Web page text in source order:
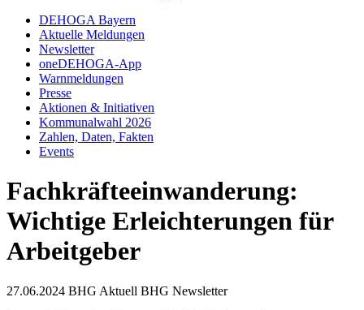
DEHOGA Bayern
Aktuelle Meldungen
Newsletter
oneDEHOGA-App
Warnmeldungen
Presse
Aktionen & Initiativen
Kommunalwahl 2026
Zahlen, Daten, Fakten
Events
Fachkräfteeinwanderung:
Wichtige Erleichterungen für
Arbeitgeber
27.06.2024 BHG Aktuell BHG Newsletter